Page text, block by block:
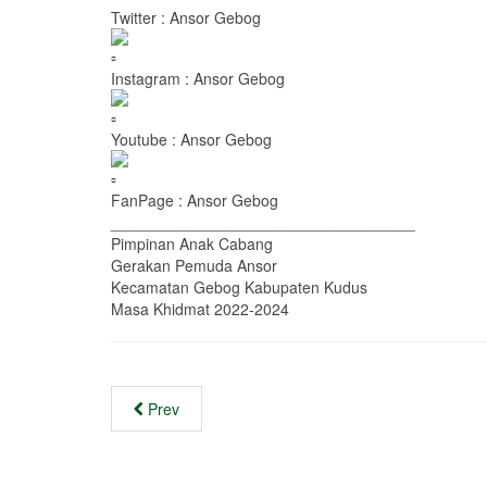
Twitter : Ansor Gebog
Instagram : Ansor Gebog
Youtube : Ansor Gebog
FanPage : Ansor Gebog
Pimpinan Anak Cabang
Gerakan Pemuda Ansor
Kecamatan Gebog Kabupaten Kudus
Masa Khidmat 2022-2024
Prev